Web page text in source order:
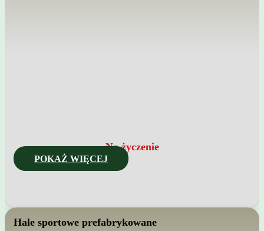
Na życzenie
POKAŻ WIĘCEJ
Hale sportowe prefabrykowane